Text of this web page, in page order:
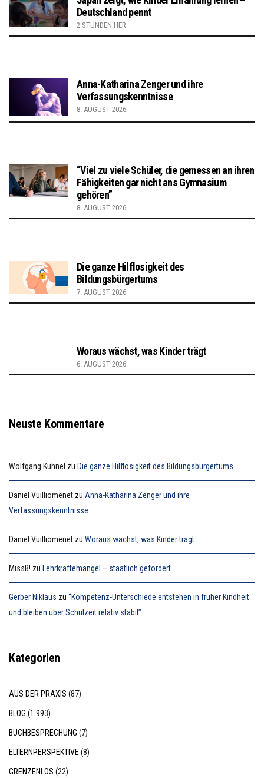
Deutschland pennt
2 STUNDEN HER
Anna-Katharina Zenger und ihre
Verfassungskenntnisse
8. AUGUST 2026
“Viel zu viele Schüler, die gemessen an ihren
Fähigkeiten gar nicht ans Gymnasium
gehören”
8. AUGUST 2026
Die ganze Hilflosigkeit des
Bildungsbürgertums
7. AUGUST 2026
Woraus wächst, was Kinder trägt
6. AUGUST 2026
Neuste Kommentare
Wolfgang Kühnel zu Die ganze Hilflosigkeit des Bildungsbürgertums
Daniel Vuilliomenet zu Anna-Katharina Zenger und ihre
Verfassungskenntnisse
Daniel Vuilliomenet zu Woraus wächst, was Kinder trägt
MissB! zu Lehrkräftemangel – staatlich gefördert
Gerber Niklaus zu “Kompetenz-Unterschiede entstehen in früher Kindheit
und bleiben über Schulzeit relativ stabil”
Kategorien
AUS DER PRAXIS (87)
BLOG (1.993)
BUCHBESPRECHUNG (7)
ELTERNPERSPEKTIVE (8)
GRENZENLOS (22)